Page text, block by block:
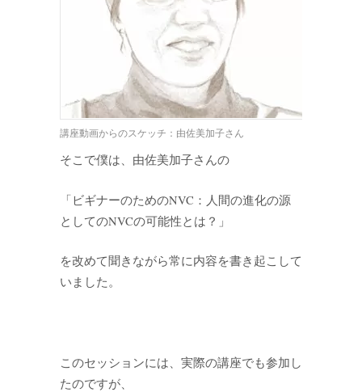
講座動画からのスケッチ：由佐美加子さん
そこで僕は、由佐美加子さんの
「ビギナーのためのNVC：人間の進化の源
としてのNVCの可能性とは？」
を改めて聞きながら常に内容を書き起こして
いました。
このセッションには、実際の講座でも参加し
たのですが、